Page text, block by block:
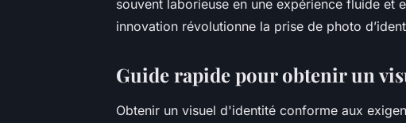
souvent laborieuse en une expérience fluide et
innovation révolutionne la prise de photo
Guide rapide pour obtenir un
Obtenir un visuel d'identité conforme aux